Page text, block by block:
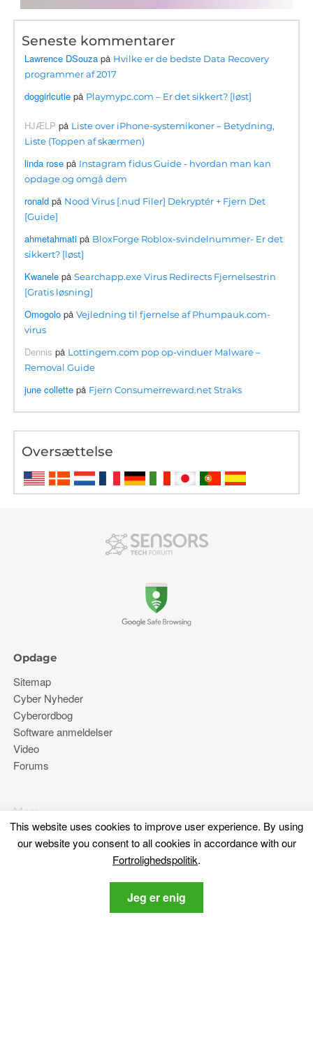
Seneste kommentarer
Lawrence DSouza på Hvilke er de bedste Data Recovery
programmer af 2017
doggirlcutie på Playmypc.com – Er det sikkert? [løst]
HJÆLP på Liste over iPhone-systemikoner – Betydning,
Liste (Toppen af ​​skærmen)
linda rose på Instagram fidus Guide - hvordan man kan
opdage og omgå dem
ronald på Nood Virus [.nud Filer] Dekryptér + Fjern Det
[Guide]
ahmetahmati på BloxForge Roblox-svindelnummer- Er det
sikkert? [løst]
Kwanele påSearchapp.exe Virus Redirects Fjernelsestrin
[Gratis løsning]
Omogolo påVejledning til fjernelse af Phumpauk.com-
virus
Dennis på Lottingem.com pop op-vinduer Malware –
Removal Guide
june collette på Fjern Consumerreward.net Straks
Oversættelse
This website uses cookies to improve user experience. By using
our website you consent to all cookies in accordance with our
Fortrolighedspolitik.
Jeg er enig
Opdage
Sitemap
Cyber ​​Nyheder
Cyberordbog
Software anmeldelser
Video
Forums
Mere
Om os
Fortrolighedspolitik